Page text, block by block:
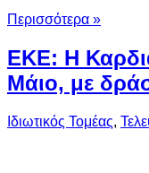
Περισσότερα »
ΕΚΕ: Η
Μάιο, με
Ιδιωτικός Τομέας,